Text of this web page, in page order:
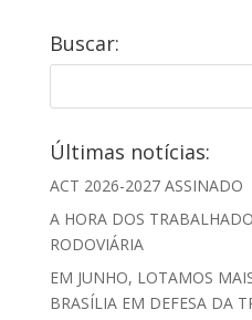
Buscar:
Últimas notícias:
ACT 2026-2027 ASSINADO
A HORA DOS
RODOVIÁRIA
EM JUNHO, LOTAMOS
BRASÍLIA EM DEFESA DA